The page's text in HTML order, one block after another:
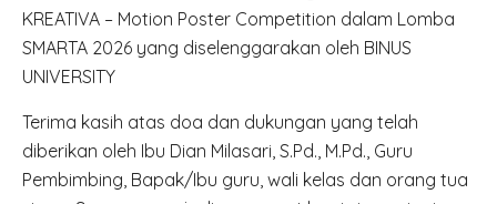
KREATIVA – Motion Poster Competition dalam Lomba
SMARTA 2026 yang diselenggarakan oleh BINUS
UNIVERSITY
Terima kasih atas doa dan dukungan yang telah
diberikan oleh Ibu Dian Milasari, S.Pd., M.Pd., Guru
Pembimbing, Bapak/Ibu guru, wali kelas dan orang tua